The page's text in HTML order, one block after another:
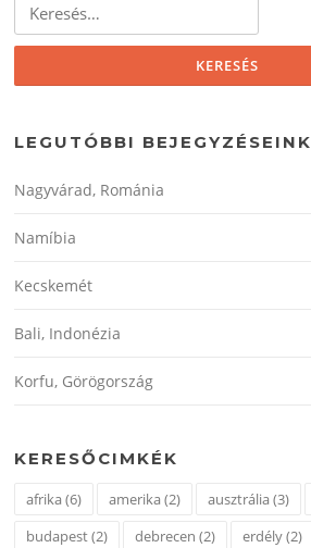
LEGUTÓBBI BEJEGYZÉSEINK
Nagyvárad, Románia
Namíbia
Kecskemét
Bali, Indonézia
Korfu, Görögország
KERESŐCIMKÉK
afrika(6) amerika(2) ausztrália(3)
budapest(2) debrecen (2) erdély(2)